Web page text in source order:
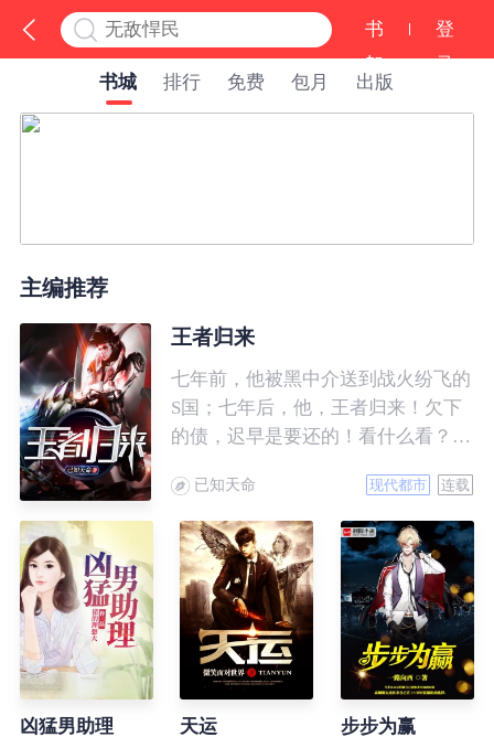
书
架
登
录
书城
排行 免费 包月 出版
主编推荐
王者归来
七年前，他被黑中介送到战火纷飞的
S国；七年后，他，王者归来！欠下
的债，迟早是要还的！看什么看？说
已知天命 现代都市 连载
凶猛男助理 天运 步步为赢